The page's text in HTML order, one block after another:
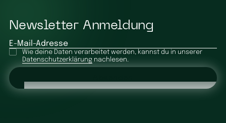
Newsletter Anmeldung
E-Mail-Adresse
Wie deine Daten verarbeitet werden, kannst du in unserer
Datenschutzerklärung nachlesen.